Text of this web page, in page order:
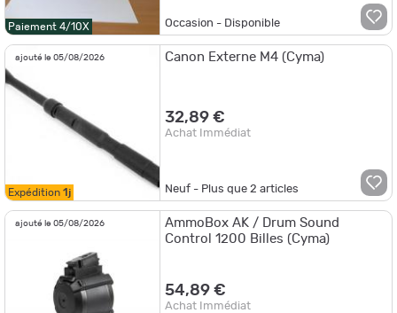
Paiement 4/10X Occasion - Disponible
ajouté le 05/08/2026
Expédition 1j
Canon Externe M4 (Cyma)
32,89 €
Achat Immédiat
Neuf - Plus que2 articles
ajouté le 05/08/2026
AmmoBox AK / Drum Sound
Control 1200 Billes (Cyma)
54,89 €
Achat Immédiat